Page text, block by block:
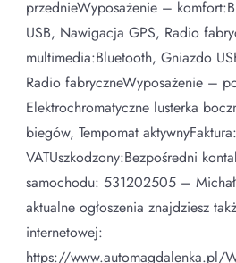
przednieWyposażenie –
USB, Nawigacja GPS, Radio
multimedia:Bluetooth, Gniazdo
Radio fabryczneWyposażenie –
Elektrochromatyczne lusterka
biegów, Tempomat
VATUszkodzony:Bezpośredni
samochodu: 531202505 –
aktualne ogłoszenia znajdziesz
internetowej:
https://www.automagdalenka.pl/